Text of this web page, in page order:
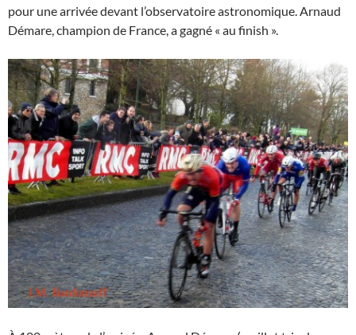
pour une arrivée devant l’observatoire astronomique. Arnaud
Démare, champion de France, a gagné « au finish ».